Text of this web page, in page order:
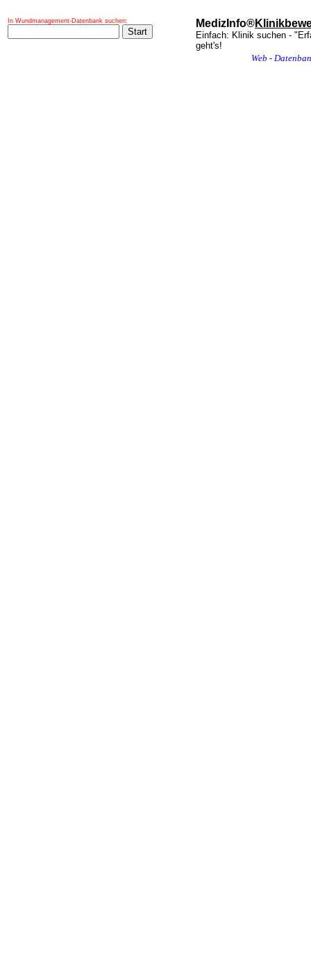
In Wundmanagement-Datenbank suchen: MedizInfo®
Einfach: Klinik suchen -
geht's!
Web -